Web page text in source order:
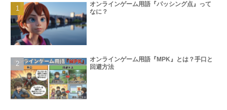
オンラインゲーム用語『パッシング点』って
なに？
オンラインゲーム用語『MPK』とは？手口と
回避方法